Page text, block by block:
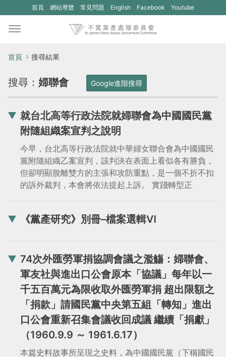
首頁 網站導覽 常見問題 English
(另
將
啟
新
的
網
不
產
理
委
員
會
Facebook
(另
啟
個
新
的
網
產
處
理
委
員
Youtube
首頁 搜尋結果
搜尋： 婦聯會 Google進階搜尋
就台北高等行政法院就婦聯會為中國國民黨
附隨組織案宣判之說明
今早，台北高等行政法院就中華婦女聯合會為中國國民
黨附隨組織乙案宣判，該判決在表面上看似各有勝負，
但卻明顯脫離雙方的主張和攻防重點，是一個不折不扣
的訴外裁判，本會將依法提起上訴。 實踐轉型正
《黨產研究》別冊–檔案選輯Ⅵ
74次外匯勞軍捐協調會議之濫觴：婦聯會、
軍友社與進出口公會原本「協議」每年以一
千五百萬元為限收取外匯勞軍捐 超出限額之
「捐款」請國民黨中央第五組「轉知」進出
口公會重新召集會議收回成議 繼續「捐獻」
（1960.9.9 ～ 1961.6.17）
本篇史料故事所呈現之史料，為中國國民黨（下稱國民